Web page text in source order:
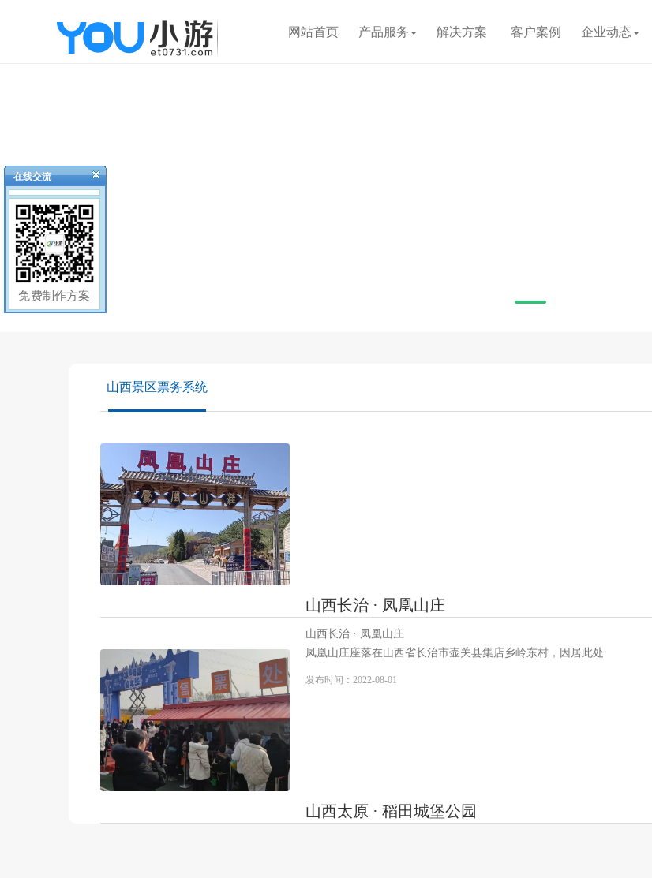
网站首页 产品服务 解决方案 客户案例 企业动态
山西景区票务系统
山西长治 · 凤凰山庄
山西长治 · 凤凰山庄
凤凰山庄座落在山西省长治市壶关县集店乡岭东村，因居此处
发布时间： 2022-08-01
山西太原 · 稻田城堡公园
在线交流
免费制作方案